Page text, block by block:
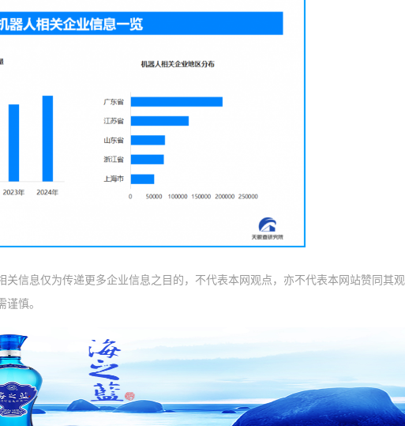
关信息仅为传递更多企业信息之目的，不代表本网观点，亦不代表本网站赞同其观
慎。